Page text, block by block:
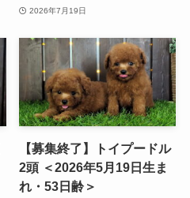
2026年7月19日
【募集終了】トイプードル
2頭 ＜2026年5月19日生ま
れ・53日齢＞